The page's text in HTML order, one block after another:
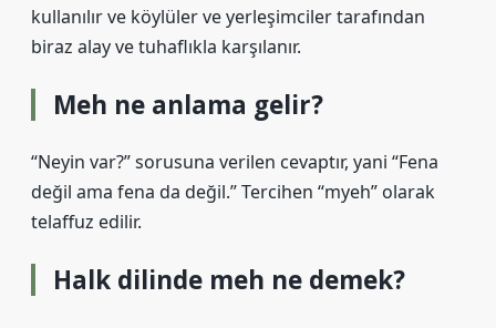
kullanılır ve köylüler ve yerleşimciler tarafından
biraz alay ve tuhaflıkla karşılanır.
Meh ne anlama gelir?
“Neyin var?” sorusuna verilen cevaptır, yani “Fena
değil ama fena da değil.” Tercihen “myeh” olarak
telaffuz edilir.
Halk dilinde meh ne demek?